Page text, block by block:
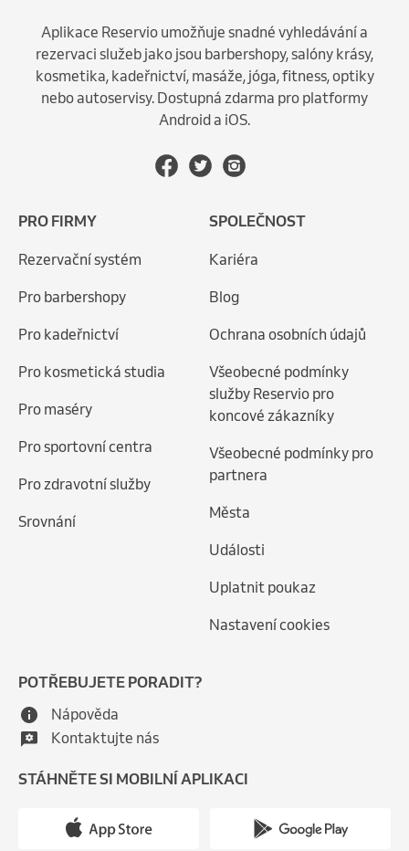
Aplikace Reservio umožňuje snadné vyhledávání a
rezervaci služeb jako jsou barbershopy, salóny krásy,
kosmetika, kadeřnictví, masáže, jóga, fitness, optiky
nebo autoservisy. Dostupná zdarma pro platformy
Android a iOS.
PRO FIRMY
Rezervační systém
Pro barbershopy
Pro kadeřnictví
Pro kosmetická studia
Pro maséry
Pro sportovní centra
Pro zdravotní služby
Srovnání
SPOLEČNOST
Kariéra
Blog
Ochrana osobních údajů
Všeobecné podmínky
služby Reservio pro
koncové zákazníky
Všeobecné podmínky pro
partnera
Města
Události
Uplatnit poukaz
Nastavení cookies
POTŘEBUJETE PORADIT?
Nápověda
Kontaktujte nás
STÁHNĚTE SI MOBILNÍ APLIKACI